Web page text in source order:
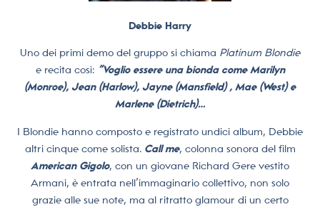
Debbie Harry
Uno dei primi demo del gruppo si chiama Platinum Blondie
e recita così: “Voglio essere una bionda come Marilyn
(Monroe), Jean (Harlow), Jayne (Mansfield) , Mae (West) e
Marlene (Dietrich)…
I Blondie hanno composto e registrato undici album, Debbie
altri cinque come solista. Call me, colonna sonora del film
American Gigolo, con un giovane Richard Gere vestito
Armani, è entrata nell’immaginario collettivo, non solo
grazie alle sue note, ma al ritratto glamour di un certo